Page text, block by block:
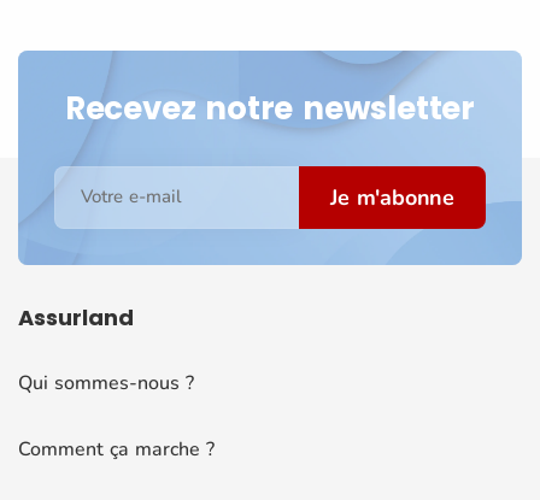
Recevez notre newsletter
Votre e-mail Je m'abonne
Assurland
Qui sommes-nous ?
Comment ça marche ?